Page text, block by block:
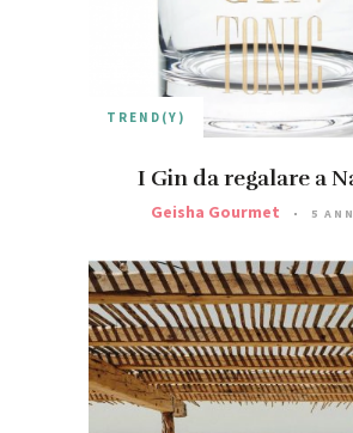
TREND(Y)
I Gin da regalare a
Geisha Gourmet 5